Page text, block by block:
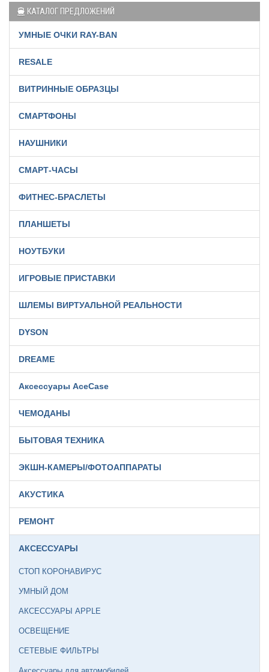
КАТАЛОГ ПРЕДЛОЖЕНИЙ
УМНЫЕ ОЧКИ RAY-BAN
RESALE
ВИТРИННЫЕ ОБРАЗЦЫ
СМАРТФОНЫ
НАУШНИКИ
СМАРТ-ЧАСЫ
ФИТНЕС-БРАСЛЕТЫ
ПЛАНШЕТЫ
НОУТБУКИ
ИГРОВЫЕ ПРИСТАВКИ
ШЛЕМЫ ВИРТУАЛЬНОЙ РЕАЛЬНОСТИ
DYSON
DREAME
Аксессуары AceCase
ЧЕМОДАНЫ
БЫТОВАЯ ТЕХНИКА
ЭКШН-КАМЕРЫ/ФОТОАППАРАТЫ
АКУСТИКА
РЕМОНТ
АКСЕССУАРЫ
СТОП КОРОНАВИРУС
УМНЫЙ ДОМ
АКСЕССУАРЫ APPLE
ОСВЕЩЕНИЕ
СЕТЕВЫЕ ФИЛЬТРЫ